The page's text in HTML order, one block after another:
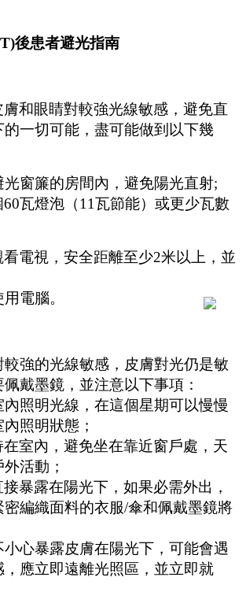
後患者避光指南
和眼睛對較強光線敏感，避免直
一切可能，盡可能做到以下幾
窗簾的房間內，避免陽光直射;
瓦燈泡（11瓦節能）或更少瓦數
電視，安全距離至少2米以上，並
電腦。
強的光線敏感，皮膚對光仍是敏
戴墨鏡，並注意以下事項：
照明光線，在這個星期可以慢慢
照明狀態；
室內，避免坐在靠近窗戶處，天
活動；
暴露在陽光下，如果必需外出，
密編織面料的衣服/傘和佩戴墨鏡將
心暴露皮膚在陽光下，可能會遇
應立即遠離光照區，並立即就